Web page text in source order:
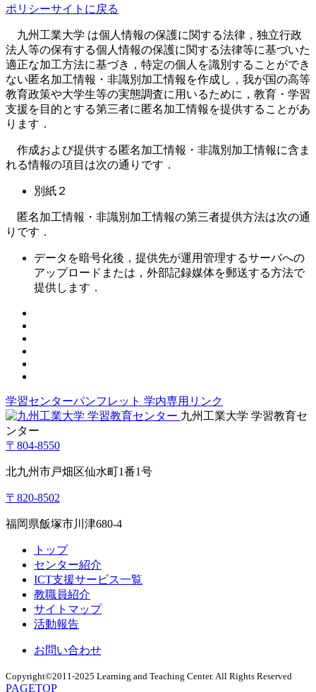
ポリシーサイトに戻る
九州工業大学 は個人情報の保護に関する法律，独立行政
法人等の保有する個人情報の保護に関する法律等に基づいた
適正な加工方法に基づき，特定の個人を識別することができ
ない匿名加工情報・非識別加工情報を作成し，我が国の高等
教育政策や大学生等の実態調査に用いるために，教育・学習
支援を目的とする第三者に匿名加工情報を提供することがあ
ります．
作成および提供する匿名加工情報・非識別加工情報に含ま
れる情報の項目は次の通りです．
別紙２
匿名加工情報・非識別加工情報の第三者提供方法は次の通
りです．
データを暗号化後，提供先が運用管理するサーバへの
アップロードまたは，外部記録媒体を郵送する方法で
提供します．
学習センターパンフレット 学内専用リンク
九州工業大学 学習教育セ
ンター
〒804-8550
北九州市戸畑区仙水町1番1号
〒820-8502
福岡県飯塚市川津680-4
トップ
センター紹介
ICT支援サービス一覧
教職員紹介
サイトマップ
活動報告
お問い合わせ
Copyright©2011-2025 Learning and Teaching Center. All Rights Reserved
PAGETOP